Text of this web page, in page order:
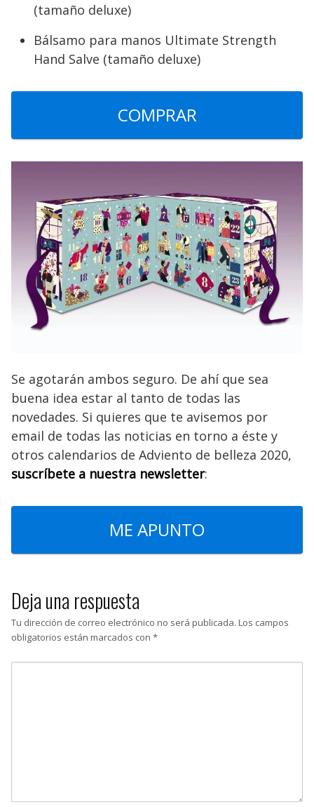
(tamaño deluxe)
Bálsamo para manos Ultimate Strength
Hand Salve (tamaño deluxe)
COMPRAR
Se agotarán ambos seguro. De ahí que sea
buena idea estar al tanto de todas las
novedades. Si quieres que te avisemos por
email de todas las noticias en torno a éste y
otros calendarios de Adviento de belleza 2020,
suscríbete a nuestra newsletter:
ME APUNTO
Deja una respuesta
Tu dirección de correo electrónico no será publicada. Los campos
obligatorios están marcados con *